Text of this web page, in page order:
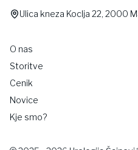
Ulica kneza Koclja 22, 2000
O nas
Storitve
Cenik
Novice
Kje smo?